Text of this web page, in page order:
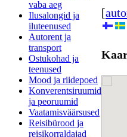
vaba aeg
Ilusalongid ja
iluteenused
Autorent ja
transport
Ostukohad ja
teenused
Mood ja riidepoed
Konverentsiruumid
ja peoruumid
Vaatamisväärsused
Reisibürood ja
reisikorraldajad
[